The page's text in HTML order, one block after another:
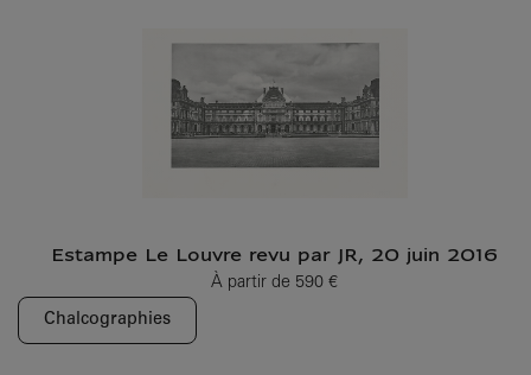
Estampe Le Louvre revu par JR, 20 juin 2016
À partir dePrix ​​actuel
590 €
Chalcographies